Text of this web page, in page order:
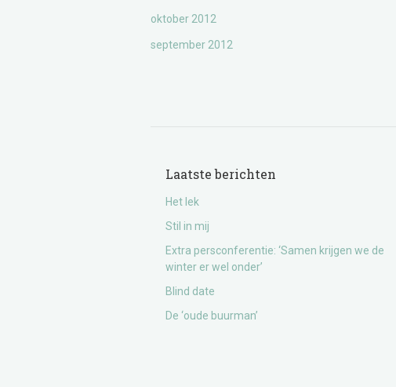
oktober 2012
september 2012
Laatste berichten
Het lek
Stil in mij
Extra persconferentie: ‘Samen krijgen we de
winter er wel onder’
Blind date
De ‘oude buurman’